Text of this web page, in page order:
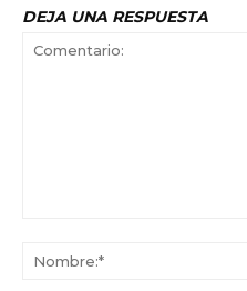
DEJA UNA RESPUESTA